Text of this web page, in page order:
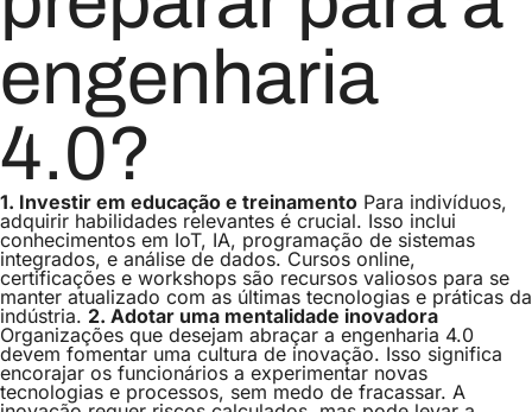
engenharia
4.0?
1. Investir em educação e treinamento Para indivíduos,
adquirir habilidades relevantes é crucial. Isso inclui
conhecimentos em IoT, IA, programação de sistemas
integrados, e análise de dados. Cursos online,
certificações e workshops são recursos valiosos para se
manter atualizado com as últimas tecnologias e práticas da
indústria. 2. Adotar uma mentalidade inovadora
Organizações que desejam abraçar a engenharia 4.0
devem fomentar uma cultura de inovação. Isso significa
encorajar os funcionários a experimentar novas
tecnologias e processos, sem medo de fracassar. A